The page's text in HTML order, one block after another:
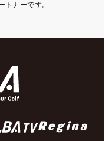
トナーです。